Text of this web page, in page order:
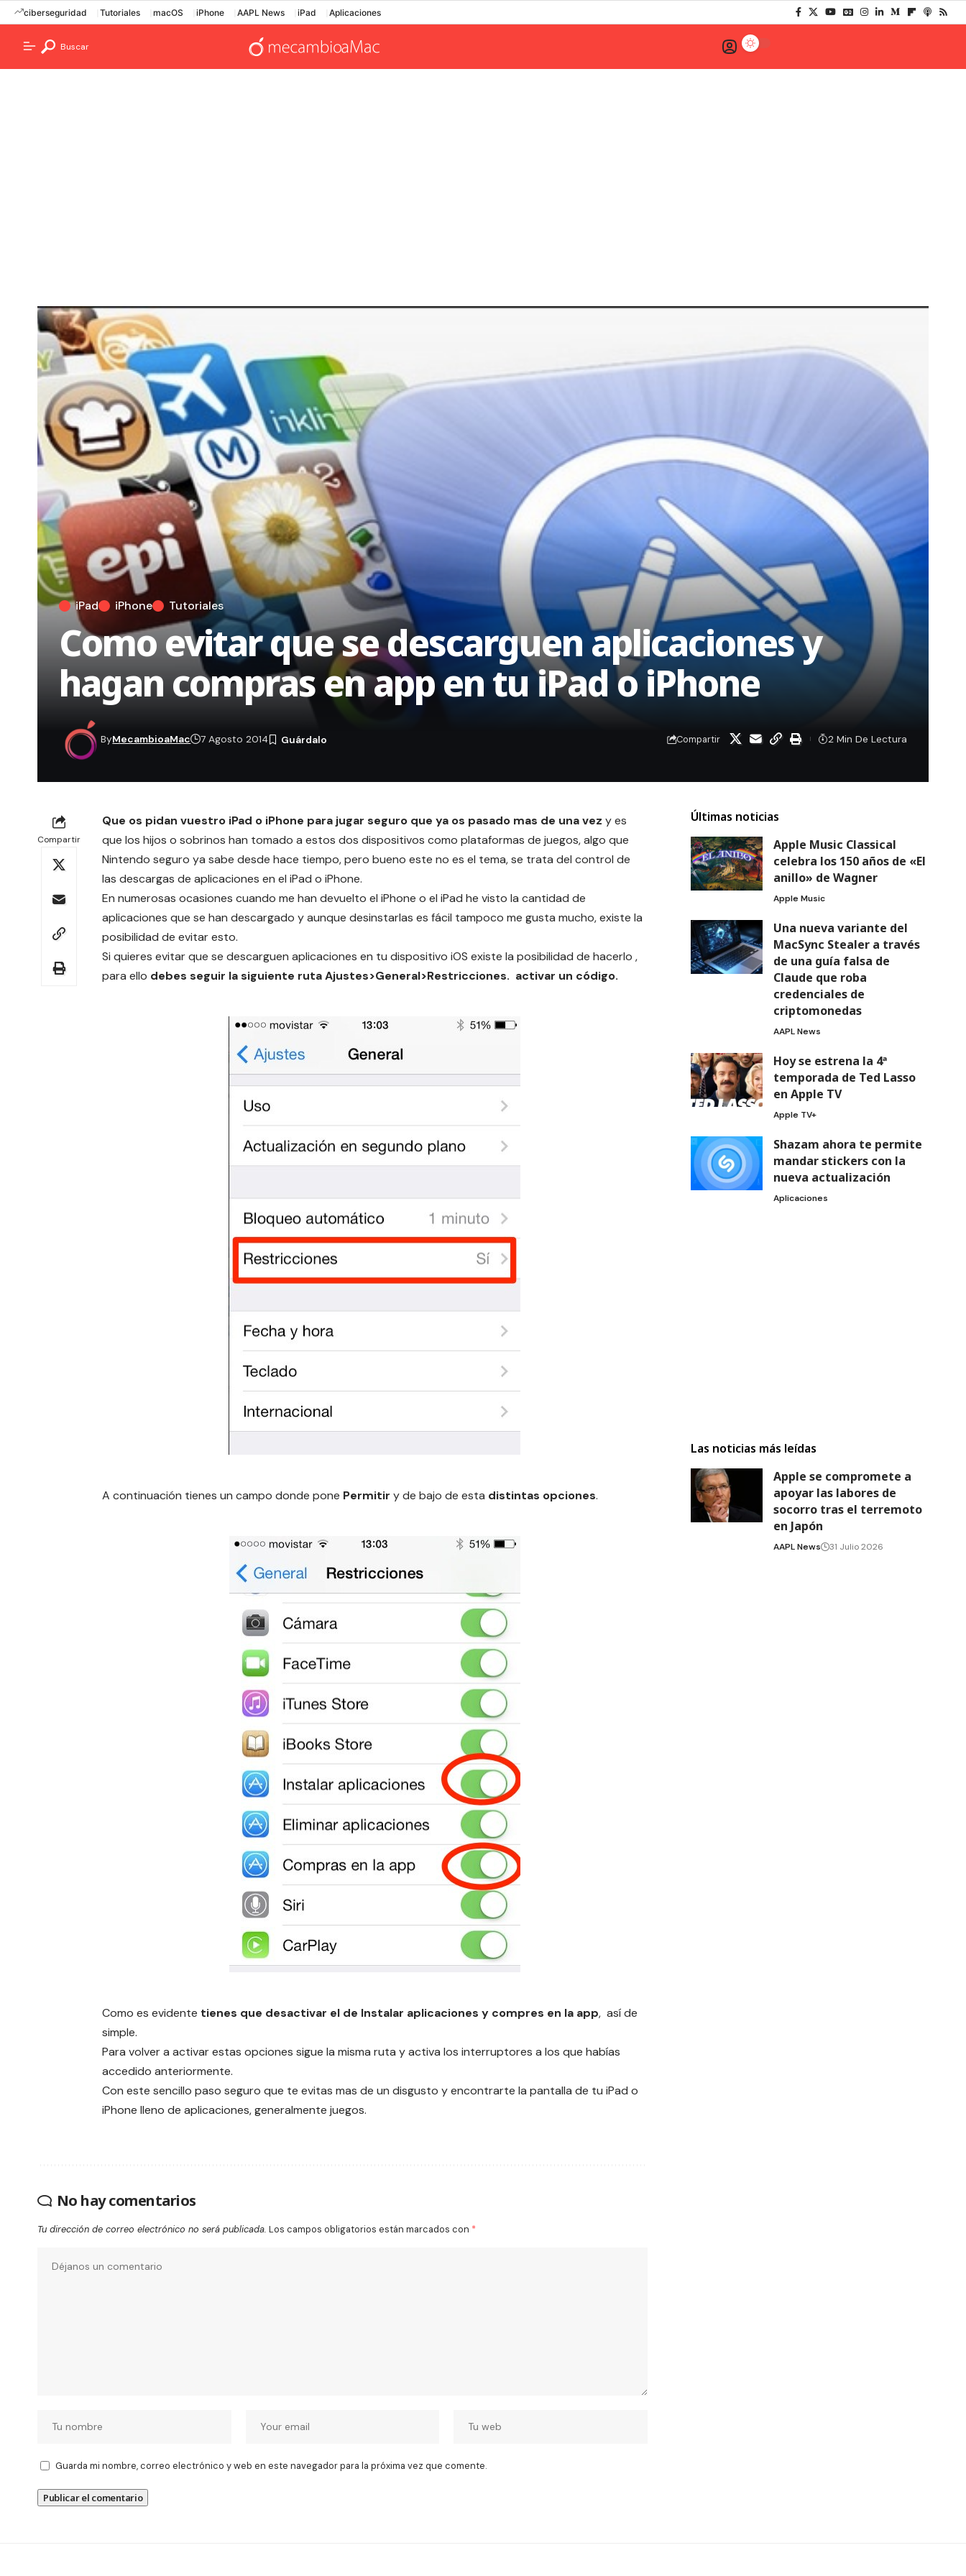
ciberseguridad Tutoriales macOS iPhone AAPL News iPad Aplicaciones
Buscar
iPad iPhone Tutoriales
Como evitar que se descarguen aplicaciones y
hagan compras en app en tu iPad o iPhone
ByMecambioaMac 7 Agosto 2014 Compartir 2 Min De Lectura
Compartir
Que os pidan vuestro iPad o iPhone para jugar seguro que ya os pasado mas de una vez y es
que los hijos o sobrinos han tomado a estos dos dispositivos como plataformas de juegos, algo que
Nintendo seguro ya sabe desde hace tiempo, pero bueno este no es el tema, se trata del control de
las descargas de aplicaciones en el iPad o iPhone.
En numerosas ocasiones cuando me han devuelto el iPhone o el iPad he visto la cantidad de
aplicaciones que se han descargado y aunque desinstarlas es fácil tampoco me gusta mucho, existe la
posibilidad de evitar esto.
Si quieres evitar que se descarguen aplicaciones en tu dispositivo iOS existe la posibilidad de hacerlo ,
para ello debes seguir la siguiente ruta Ajustes>General>Restricciones. activar un código.
A continuación tienes un campo donde pone Permitir y de bajo de esta distintas opciones.
Como es evidente tienes que desactivar el de Instalar aplicaciones y compres en la app, así de
simple.
Para volver a activar estas opciones sigue la misma ruta y activa los interruptores a los que habías
accedido anteriormente.
Con este sencillo paso seguro que te evitas mas de un disgusto y encontrarte la pantalla de tu iPad o
iPhone lleno de aplicaciones, generalmente juegos.
No hay comentarios
Tu dirección de correo electrónico no será publicada. Los campos obligatorios están marcados con *
Guarda mi nombre, correo electrónico y web en este navegador para la próxima vez que comente.
Últimas noticias
Apple Music Classical
celebra los 150 años de «El
anillo» de Wagner
Apple Music
Una nueva variante del
MacSync Stealer a través
de una guía falsa de
Claude que roba
credenciales de
criptomonedas
AAPL News
Hoy se estrena la 4ª
temporada de Ted Lasso
en Apple TV
Apple TV+
Shazam ahora te permite
mandar stickers con la
nueva actualización
Aplicaciones
Las noticias más leídas
Apple se compromete a
apoyar las labores de
socorro tras el terremoto
en Japón
AAPL News 31 Julio 2026